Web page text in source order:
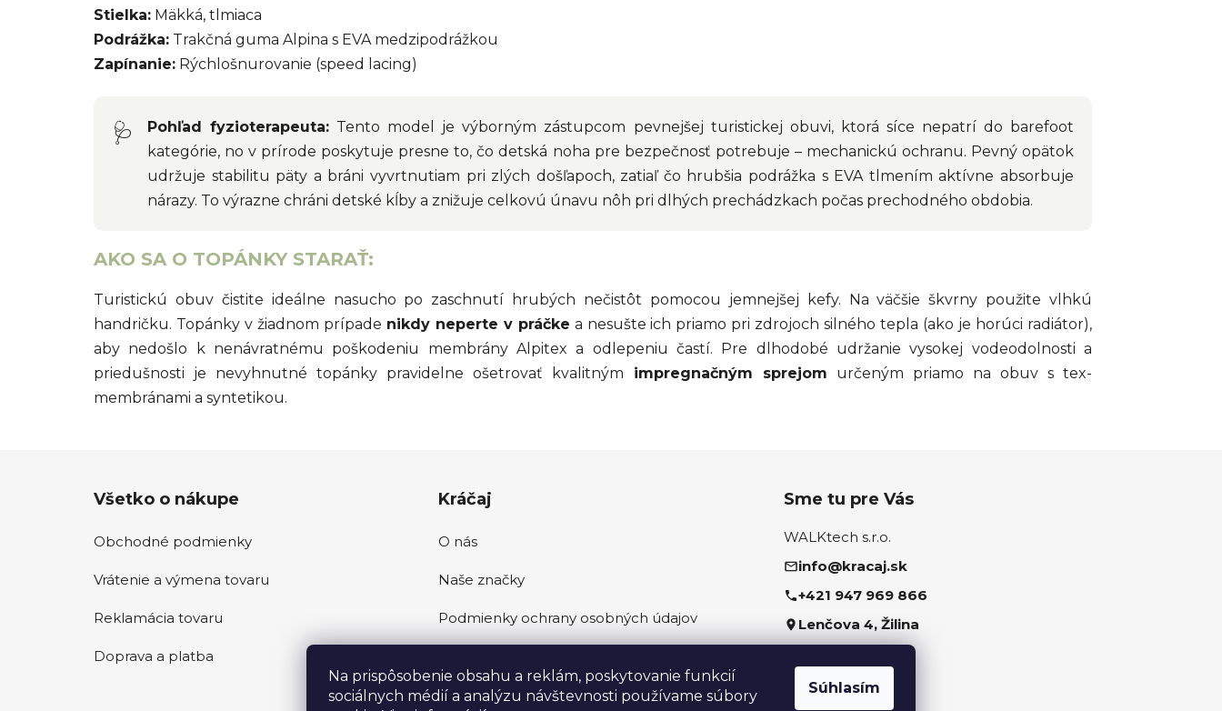
Na prispôsobenie obsahu a reklám, poskytovanie funkcií
sociálnych médií a analýzu návštevnosti používame súbory
Súhlasím
Stielka: Mäkká, tlmiaca
Podrážka: Trakčná guma Alpina s EVA medzipodrážkou
Zapínanie: Rýchlošnurovanie (speed lacing)
🩺 Pohľad fyzioterapeuta: Tento model je výborným zástupcom pevnejšej turistickej obuvi, ktorá síce nepatrí do barefoot
kategórie, no v prírode poskytuje presne to, čo detská noha pre bezpečnosť potrebuje – mechanickú ochranu. Pevný opätok
udržuje stabilitu päty a bráni vyvrtnutiam pri zlých došľapoch, zatiaľ čo hrubšia podrážka s EVA tlmením aktívne absorbuje
nárazy. To výrazne chráni detské kĺby a znižuje celkovú únavu nôh pri dlhých prechádzkach počas prechodného obdobia.
AKO SA O TOPÁNKY STARAŤ:
Turistickú obuv čistite ideálne nasucho po zaschnutí hrubých nečistôt pomocou jemnejšej kefy. Na väčšie škvrny použite vlhkú
handričku. Topánky v žiadnom prípade nikdy neperte v práčke a nesušte ich priamo pri zdrojoch silného tepla (ako je horúci radiátor),
aby nedošlo k nenávratnému poškodeniu membrány Alpitex a odlepeniu častí. Pre dlhodobé udržanie vysokej vodeodolnosti a
priedušnosti je nevyhnutné topánky pravidelne ošetrovať kvalitným impregnačným sprejom určeným priamo na obuv s tex-
membránami a syntetikou.
Všetko o nákupe
Obchodné podmienky
Vrátenie a výmena tovaru
Reklamácia tovaru
Doprava a platba
Kráčaj
O nás
Naše značky
Podmienky ochrany osobných údajov
Sme tu pre Vás
WALKtech s.r.o.
info@kracaj.sk
+421 947 969 866
Lenčova 4, Žilina